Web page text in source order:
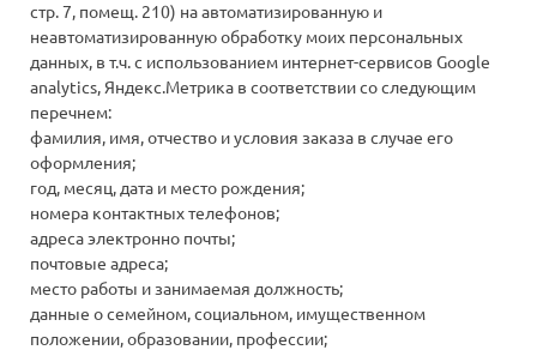
стр. 7, помещ. 210) на автоматизированную и
неавтоматизированную обработку моих персональных
данных, в т.ч. с использованием интернет-сервисов Google
analytics, Яндекс.Метрика в соответствии со следующим
перечнем:
фамилия, имя, отчество и условия заказа в случае его
оформления;
год, месяц, дата и место рождения;
номера контактных телефонов;
адреса электронно почты;
почтовые адреса;
место работы и занимаемая должность;
данные о семейном, социальном, имущественном
положении, образовании, профессии;